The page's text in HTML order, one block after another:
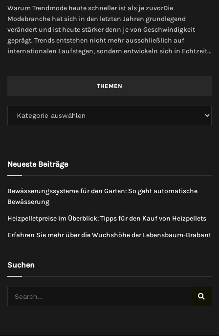
Warum Trendmode heute schneller ist als je zuvorDie
Modebranche hat sich in den letzten Jahren grundlegend
verändert und ist heute stärker denn je von Geschwindigkeit
geprägt. Trends entstehen nicht mehr ausschließlich auf
internationalen Laufstegen, sondern entwickeln sich in Echtzeit...
THEMEN
Neueste Beiträge
Bewässerungssysteme für den Garten: So geht automatische
Bewässerung
Heizpelletpreise im Überblick: Tipps für den Kauf von Heizpellets
Erfahren Sie mehr über die Wuchshöhe der Lebensbaum-Brabant
Suchen